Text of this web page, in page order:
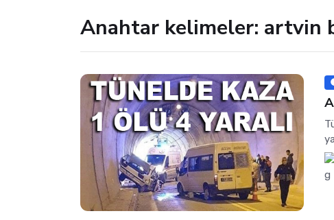
Anahtar kelimeler: artvin